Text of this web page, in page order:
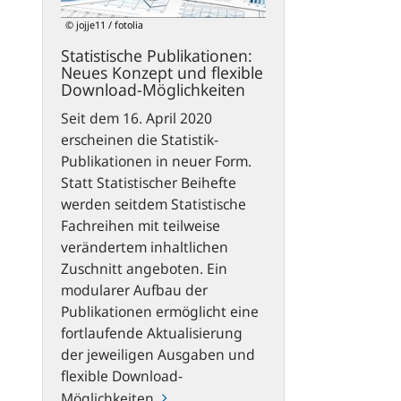
© jojje11 / fotolia
Statistische Publikationen:
Neues Konzept und flexible
Download-Möglichkeiten
Seit dem 16. April 2020
erscheinen die Statistik-
Publikationen in neuer Form.
Statt Statistischer Beihefte
werden seitdem Statistische
Fachreihen mit teilweise
verändertem inhaltlichen
Zuschnitt angeboten. Ein
modularer Aufbau der
Publikationen ermöglicht eine
fortlaufende Aktualisierung
der jeweiligen Ausgaben und
flexible Download-
flexible
Möglichkeiten